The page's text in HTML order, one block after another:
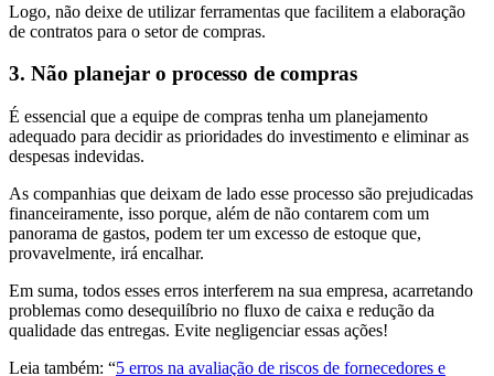
Logo, não deixe de utilizar ferramentas que facilitem a elaboração
de contratos para o setor de compras.
3. Não planejar o processo de compras
É essencial que a equipe de compras tenha um planejamento
adequado para decidir as prioridades do investimento e eliminar as
despesas indevidas.
As companhias que deixam de lado esse processo são prejudicadas
financeiramente, isso porque, além de não contarem com um
panorama de gastos, podem ter um excesso de estoque que,
provavelmente, irá encalhar.
Em suma, todos esses erros interferem na sua empresa, acarretando
problemas como desequilíbrio no fluxo de caixa e redução da
qualidade das entregas. Evite negligenciar essas ações!
Leia também: “5 erros na avaliação de riscos de fornecedores e